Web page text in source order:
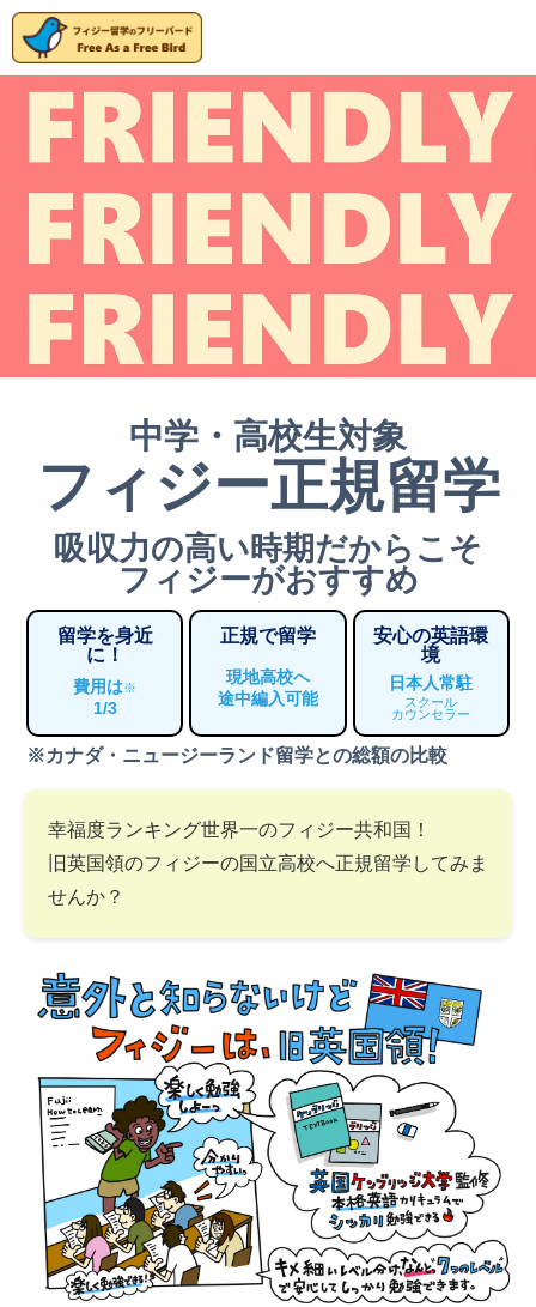
中学・高校生対象
フィジー正規留学
吸収力の高い時期だからこそ
フィジーがおすすめ
留学を身近
に！
費用は※
1/3
正規で留学
現地高校へ
途中編入可能
安心の英語環
境
日本人常駐
スクール
カウンセラー
※カナダ・ニュージーランド留学との総額の比較
幸福度ランキング世界一のフィジー共和国！
旧英国領のフィジーの国立高校へ正規留学してみま
せんか？